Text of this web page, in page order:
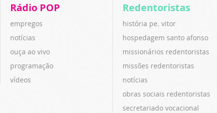
Rádio POP
empregos
notícias
ouça ao vivo
programação
vídeos
Redentoristas
história pe. vitor
hospedagem santo afonso
missionários redentoristas
missões redentoristas
notícias
obras sociais redentoristas
secretariado vocacional